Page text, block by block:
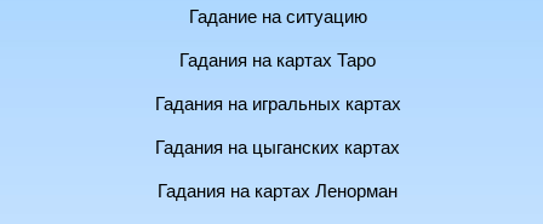
Гадание на ситуацию
Гадания на картах Таро
Гадания на игральных картах
Гадания на цыганских картах
Гадания на картах Ленорман